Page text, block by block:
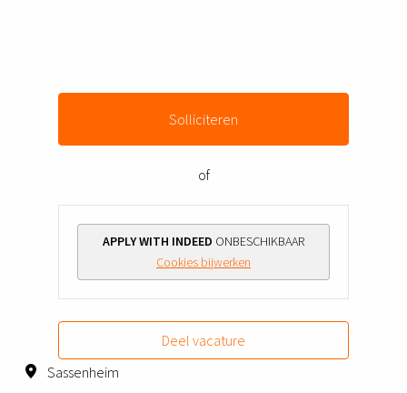
Solliciteren
of
APPLY WITH INDEED ONBESCHIKBAAR
Cookies bijwerken
Deel vacature
Sassenheim